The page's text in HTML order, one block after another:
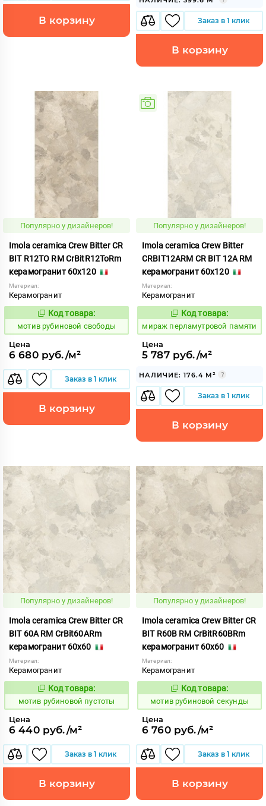
В корзину Заказ в 1 клик
В корзину
Популярно у дизайнеров!
Imola ceramica Crew Bitter CR
BIT R12TO RM CrBitR12ToRm
керамогранит 60x120
Материал:
Керамогранит
1041210
Код товара:
мотив рубиновой свободы
Цена
6 680 руб./м²
Заказ в 1 клик
В корзину
Популярно у дизайнеров!
Imola ceramica Crew Bitter
CRBIT12ARM CR BIT 12A RM
керамогранит 60x120
Материал:
Керамогранит
993318
Код товара:
мираж перламутровой памяти
Цена
5 787 руб./м²
НАЛИЧИЕ: 176.4 М²
Заказ в 1 клик
В корзину
Популярно у дизайнеров!
Imola ceramica Crew Bitter CR
BIT 60A RM CrBit60ARm
керамогранит 60x60
Материал:
Керамогранит
1041199
Код товара:
мотив рубиновой пустоты
Цена
6 440 руб./м²
Заказ в 1 клик
В корзину
Популярно у дизайнеров!
Imola ceramica Crew Bitter CR
BIT R60B RM CrBitR60BRm
керамогранит 60x60
Материал:
Керамогранит
1041212
Код товара:
мотив рубиновой секунды
Цена
6 760 руб./м²
Заказ в 1 клик
В корзину